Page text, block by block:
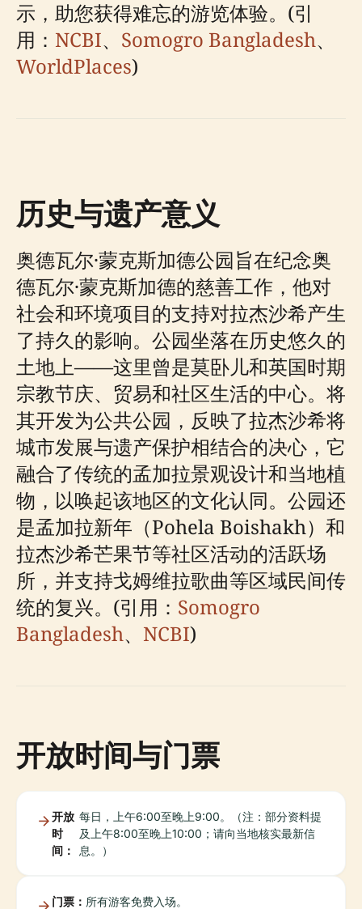
示，助您获得难忘的游览体验。(引
用： NCBI、 Somogro Bangladesh、
WorldPlaces)
历史与遗产意义
奥德瓦尔·蒙克斯加德公园旨在纪念奥
德瓦尔·蒙克斯加德的慈善工作，他对
社会和环境项目的支持对拉杰沙希产生
了持久的影响。公园坐落在历史悠久的
土地上——这里曾是莫卧儿和英国时期
宗教节庆、贸易和社区生活的中心。将
其开发为公共公园，反映了拉杰沙希将
城市发展与遗产保护相结合的决心，它
融合了传统的孟加拉景观设计和当地植
物，以唤起该地区的文化认同。公园还
是孟加拉新年（Pohela Boishakh）和
拉杰沙希芒果节等社区活动的活跃场
所，并支持戈姆维拉歌曲等区域民间传
统的复兴。(引用： Somogro
Bangladesh、 NCBI)
开放时间与门票
开放
时
间：
每日，上午6:00至晚上9:00。（注：部分资料提
及上午8:00至晚上10:00；请向当地核实最新信
息。）
门票： 所有游客免费入场。